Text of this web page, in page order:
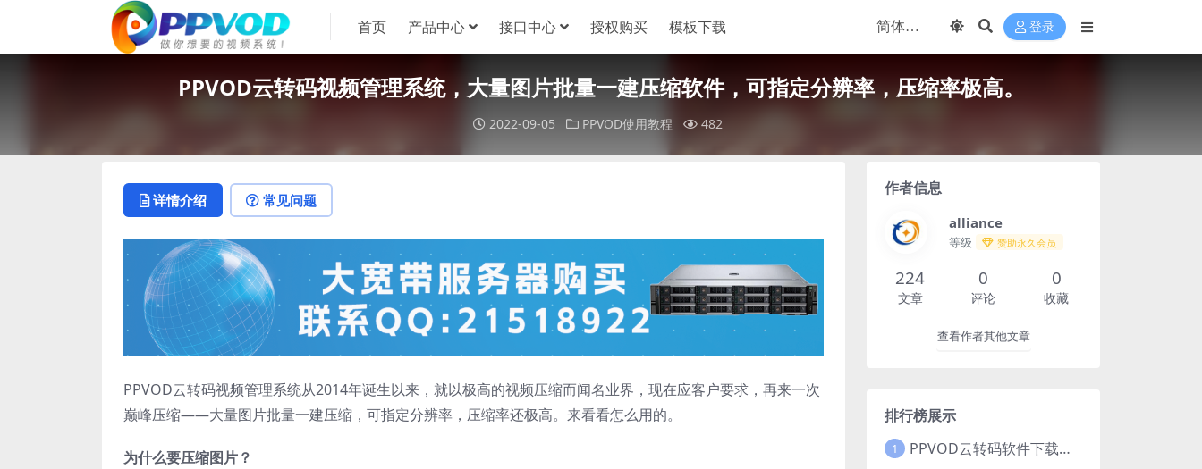
首页 产品中心 接口中心 授权购买 模板下载 登录
PPVOD云转码视频管理系统，大量图片批量一建压缩软件，可指定分辨率，压缩率极高。
2022-09-05 PPVOD使用教程 482
详情介绍 常见问题
PPVOD云转码视频管理系统从2014年诞生以来，就以极高的视频压缩而闻名业界，现在应客户要求，再来一次
巅峰压缩——大量图片批量一建压缩，可指定分辨率，压缩率还极高。来看看怎么用的。
为什么要压缩图片？
作者信息
alliance
等级 赞助永久会员
224
文章
0
评论
0
收藏
查看作者其他文章
排行榜展示
1 PPVOD云转码软件下载中心